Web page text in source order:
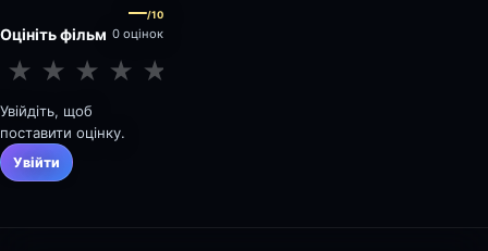
Оцініть фільм
—/10
0 оцінок
★ ★ ★ ★ ★
Увійдіть, щоб
поставити оцінку.
Увійти